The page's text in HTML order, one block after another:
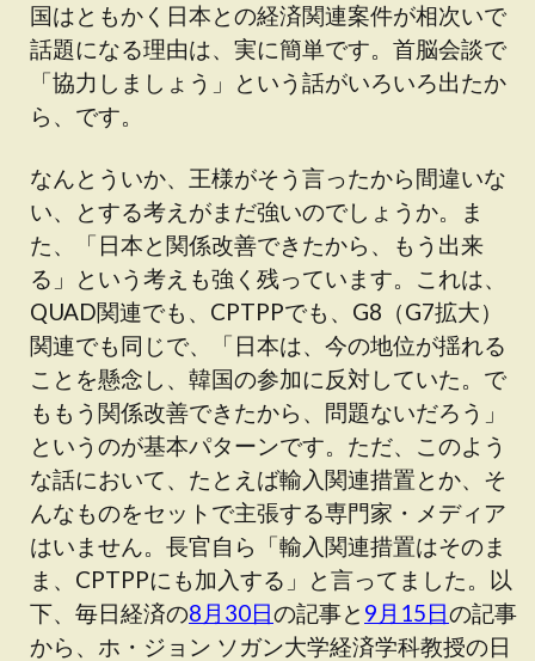
国はともかく日本との経済関連案件が相次いで
話題になる理由は、実に簡単です。首脳会談で
「協力しましょう」という話がいろいろ出たか
ら、です。
なんとういか、王様がそう言ったから間違いな
い、とする考えがまだ強いのでしょうか。ま
た、「日本と関係改善できたから、もう出来
る」という考えも強く残っています。これは、
QUAD関連でも、CPTPPでも、G8（G7拡大）
関連でも同じで、「日本は、今の地位が揺れる
ことを懸念し、韓国の参加に反対していた。で
ももう関係改善できたから、問題ないだろう」
というのが基本パターンです。ただ、このよう
な話において、たとえば輸入関連措置とか、そ
んなものをセットで主張する専門家・メディア
はいません。長官自ら「輸入関連措置はそのま
ま、CPTPPにも加入する」と言ってました。以
下、毎日経済の8月30日の記事と 9月15日の記事
から、ホ・ジョン ソガン大学経済学科教授の日